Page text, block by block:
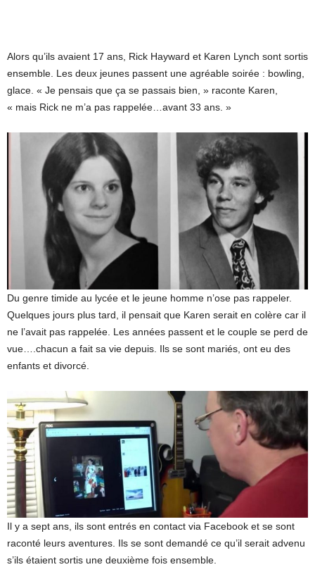
Alors qu’ils avaient 17 ans, Rick Hayward et Karen Lynch sont sortis
ensemble. Les deux jeunes passent une agréable soirée : bowling,
glace. « Je pensais que ça se passais bien, » raconte Karen,
« mais Rick ne m’a pas rappelée…avant 33 ans. »
Du genre timide au lycée et le jeune homme n’ose pas rappeler.
Quelques jours plus tard, il pensait que Karen serait en colère car il
ne l’avait pas rappelée. Les années passent et le couple se perd de
vue….chacun a fait sa vie depuis. Ils se sont mariés, ont eu des
enfants et divorcé.
Il y a sept ans, ils sont entrés en contact via Facebook et se sont
raconté leurs aventures. Ils se sont demandé ce qu’il serait advenu
s’ils étaient sortis une deuxième fois ensemble.